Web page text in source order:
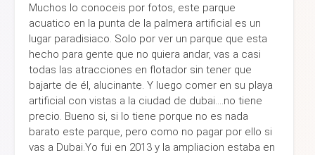
Muchos lo conoceis por fotos, este parque
acuatico en la punta de la palmera artificial es un
lugar paradisiaco. Solo por ver un parque que esta
hecho para gente que no quiera andar, vas a casi
todas las atracciones en flotador sin tener que
bajarte de él, alucinante. Y luego comer en su playa
artificial con vistas a la ciudad de dubai....no tiene
precio. Bueno si, si lo tiene porque no es nada
barato este parque, pero como no pagar por ello si
vas a Dubai.Yo fui en 2013 y la ampliacion estaba en